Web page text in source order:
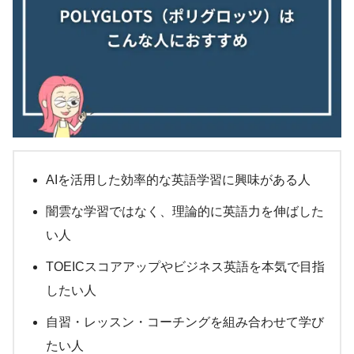
AIを活用した効率的な英語学習に興味がある人
闇雲な学習ではなく、理論的に英語力を伸ばした
い人
TOEICスコアアップやビジネス英語を本気で目指
したい人
自習・レッスン・コーチングを組み合わせて学び
たい人